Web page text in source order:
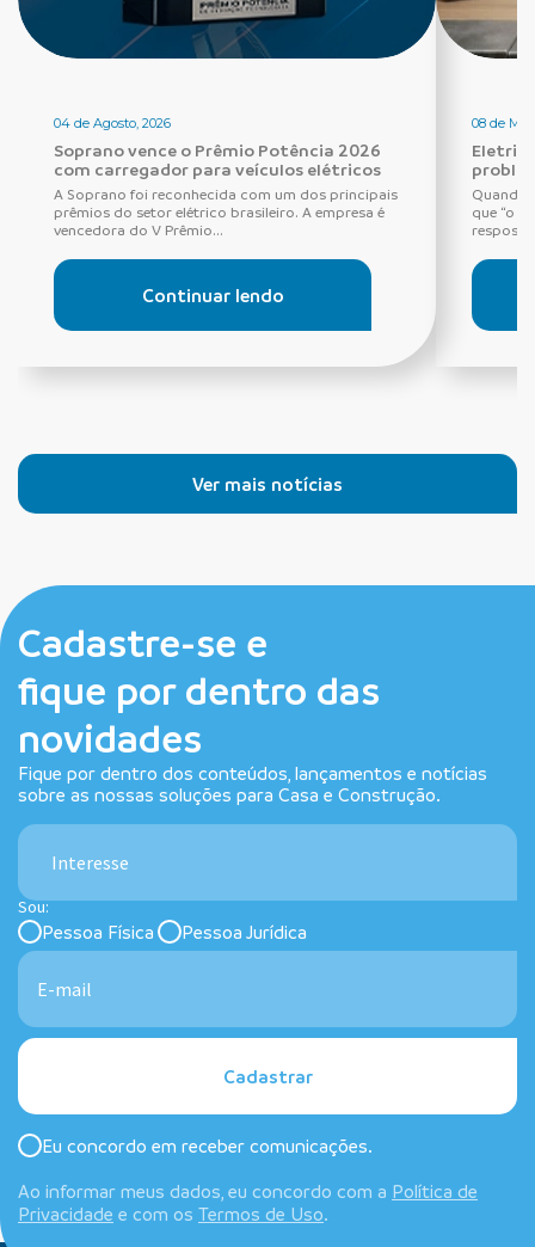
04 de Agosto, 2026
Soprano vence o Prêmio Potência 2026
com carregador para veículos elétricos
A Soprano foi reconhecida com um dos principais
prêmios do setor elétrico brasileiro. A empresa é
vencedora do V Prêmio...
Continuar lendo
08 de
Quando
que “o
resposta
Ver mais notícias
Cadastre-se e
fique por dentro das
novidades
Fique por dentro dos conteúdos, lançamentos e notícias
sobre as nossas soluções para Casa e Construção.
Interesse
Sou:
Pessoa Física Pessoa Jurídica
Cadastrar
Eu concordo em receber comunicações.
Ao informar meus dados, eu concordo com a Política de
Privacidade e com os Termos de Uso.